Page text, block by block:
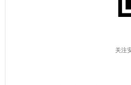
关注